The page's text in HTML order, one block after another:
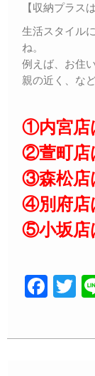
【収納プラス
生活スタイル
ね。
例えば、お住
親の近く、な
①内宮店
②萱町店
③森松店
④別府店
⑤小坂店
F
c
T
tt